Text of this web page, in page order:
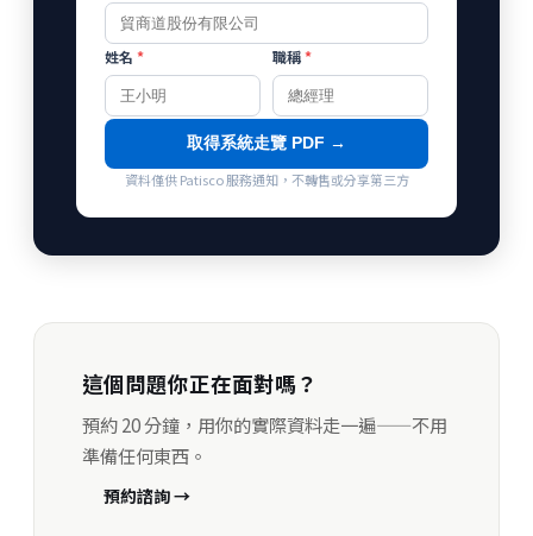
姓名 * 職稱*
取得系統走覽 PDF →
資料僅供 Patisco 服務通知，不轉售或分享第三方
這個問題你正在面對嗎？
預約 20 分鐘，用你的實際資料走一遍——不用
準備任何東西。
預約諮詢 →